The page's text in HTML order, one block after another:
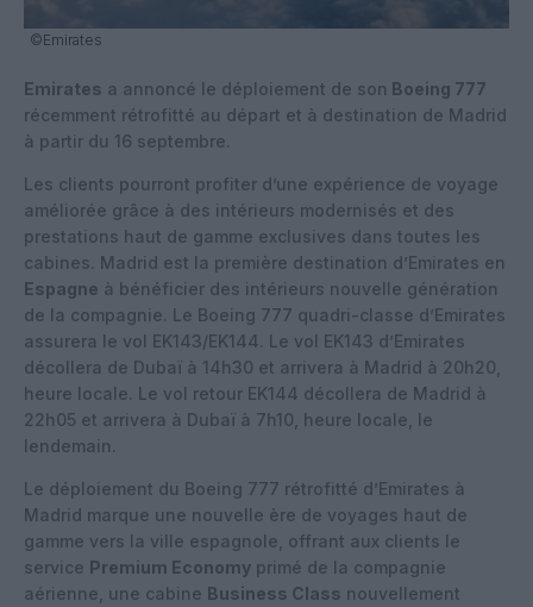
©Emirates
Emirates a annoncé le déploiement de son Boeing 777
récemment rétrofitté au départ et à destination de Madrid
à partir du 16 septembre.
Les clients pourront profiter d’une expérience de voyage
améliorée grâce à des intérieurs modernisés et des
prestations haut de gamme exclusives dans toutes les
cabines. Madrid est la première destination d’Emirates en
Espagne à bénéficier des intérieurs nouvelle génération
de la compagnie. Le Boeing 777 quadri-classe d’Emirates
assurera le vol EK143/EK144. Le vol EK143 d’Emirates
décollera de Dubaï à 14h30 et arrivera à Madrid à 20h20,
heure locale. Le vol retour EK144 décollera de Madrid à
22h05 et arrivera à Dubaï à 7h10, heure locale, le
lendemain.
Le déploiement du Boeing 777 rétrofitté d’Emirates à
Madrid marque une nouvelle ère de voyages haut de
gamme vers la ville espagnole, offrant aux clients le
service Premium Economy primé de la compagnie
aérienne, une cabine Business Class nouvellement